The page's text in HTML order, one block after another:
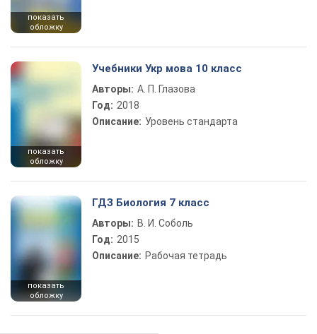
показать
обложку
показать
обложку
Учебники Укр мова 10 класс
Авторы: А. П. Глазова
Год: 2018
Описание: Уровень стандарта
показать
обложку
ГДЗ Биология 7 класс
Авторы: В. И. Соболь
Год: 2015
Описание: Рабочая тетрадь